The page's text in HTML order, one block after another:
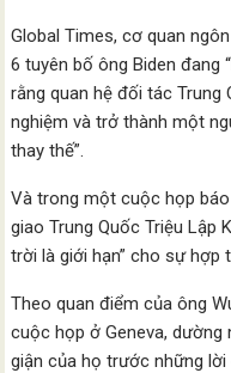
Global Times, cơ quan
6 tuyên bố ông Biden đang
rằng quan hệ đối tác Trung
nghiệm và trở thành một
thay thế”.
Và trong một cuộc họp
giao Trung Quốc Triệu Lập
trời là giới hạn” cho sự hợp
Theo quan điểm của ông
cuộc họp ở Geneva,
giận của họ trước những